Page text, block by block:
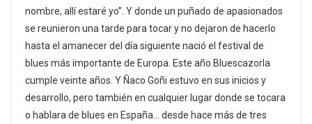
nombre, allí estaré yo”. Y donde un puñado de apasionados
se reunieron una tarde para tocar y no dejaron de hacerlo
hasta el amanecer del día siguiente nació el festival de
blues más importante de Europa. Este año Bluescazorla
cumple veinte años. Y Ñaco Goñi estuvo en sus inicios y
desarrollo, pero también en cualquier lugar donde se tocara
o hablara de blues en España… desde hace más de tres